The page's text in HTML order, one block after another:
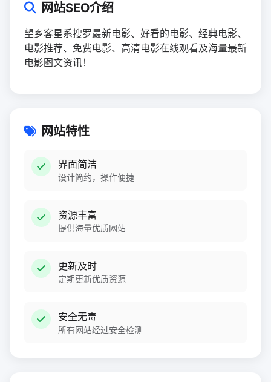
网站SEO介绍
望乡客星系搜罗最新电影、好看的电影、经典电影、
电影推荐、免费电影、高清电影在线观看及海量最新
电影图文资讯！
网站特性
界面简洁
设计简约，操作便捷
资源丰富
提供海量优质网站
更新及时
定期更新优质资源
安全无毒
所有网站经过安全检测